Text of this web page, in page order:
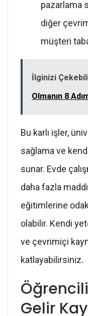
pazarlama
diğer
müşteri
İlginizi
Olmanın 8
Bu karlı işler,
sağlama ve
sunar. Evde
daha fazla
eğitimlerine
olabilir. Kendi
ve çevrimiçi
katlayabilirsiniz.
Gelir